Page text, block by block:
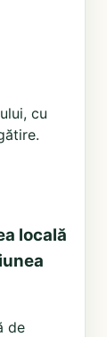
cu
locală
de